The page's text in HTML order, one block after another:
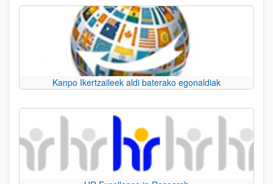
Kanpo Ikertzaileek aldi baterako egonaldiak